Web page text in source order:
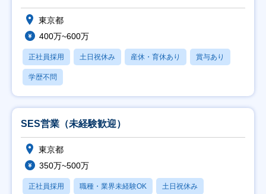
東京都
400万~600万
正社員採用 土日祝休み 産休・育休あり 賞与あり
学歴不問
SES営業（未経験歓迎）
東京都
350万~500万
正社員採用 職種・業界未経験OK 土日祝休み